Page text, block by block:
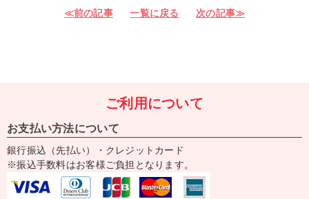
≪前の記事 一覧に戻る 次の記事≫
ご利用について
お支払い方法について
銀行振込（先払い）・クレジットカード
※振込手数料はお客様ご負担となります。